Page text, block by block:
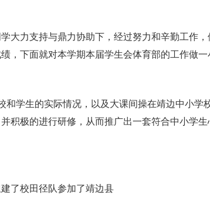
力支持与鼎力协助下，经过努力和辛勤工作，
，下面就对本学期本届学生会体育部的工作做一
学生的实际情况，以及大课间操在靖边中小学
积极的进行研修，从而推广出一套符合中小学
了校田径队参加了靖边县